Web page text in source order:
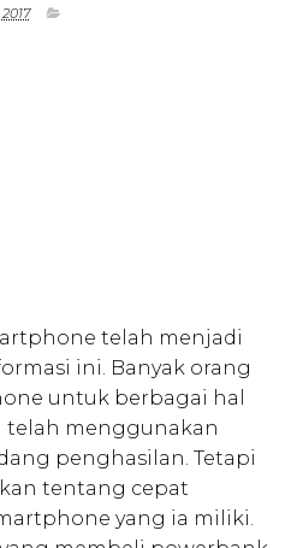
telah menjadi
ini. Banyak orang
untuk berbagai hal
telah menggunakan
penghasilan. Tetapi
tentang cepat
yang ia miliki.